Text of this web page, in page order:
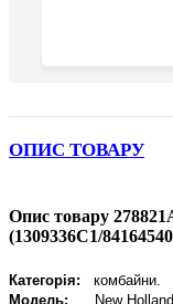
ОПИС ТОВАРУ
Опис товару
(1309336C1/
Категорія: комбайни.
Модель:
New Holland